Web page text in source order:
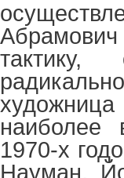
наиболее
1970-х
Науман,